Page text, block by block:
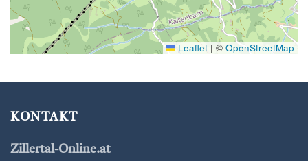
Leaflet | © OpenStreetMap
KONTAKT
Zillertal-Online.at